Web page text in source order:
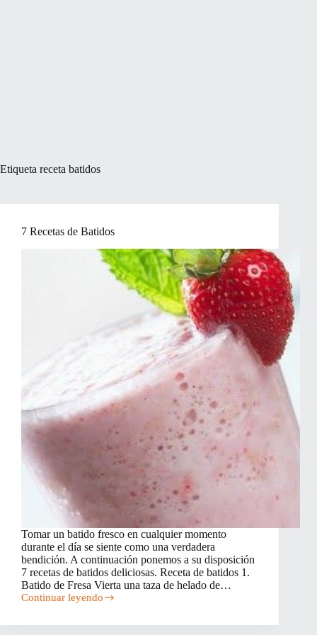
Etiqueta receta batidos
7 Recetas de Batidos
Tomar un batido fresco en cualquier momento
durante el día se siente como una verdadera
bendición. A continuación ponemos a su disposición
7 recetas de batidos deliciosas. Receta de batidos 1.
Batido de Fresa Vierta una taza de helado de…
Continuar leyendo
7
de